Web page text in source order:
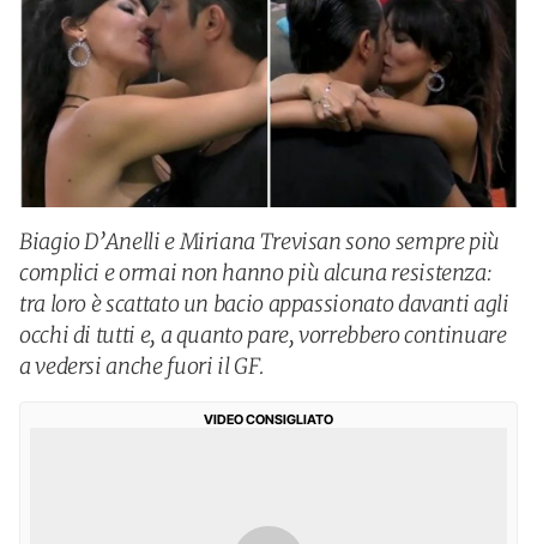
Biagio D’Anelli e Miriana Trevisan sono sempre più
complici e ormai non hanno più alcuna resistenza:
tra loro è scattato un bacio appassionato davanti agli
occhi di tutti e, a quanto pare, vorrebbero continuare
a vedersi anche fuori il GF.
VIDEO CONSIGLIATO